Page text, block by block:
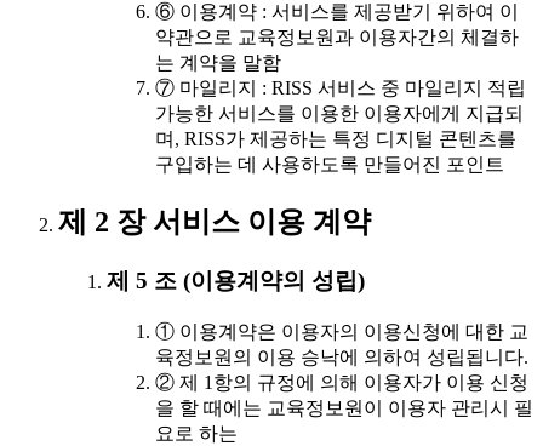
⑥ 이용계약 : 서비스를 제공받기 위하여 이
약관으로 교육정보원과 이용자간의 체결하
는 계약을 말함
⑦ 마일리지 : RISS 서비스 중 마일리지 적립
가능한 서비스를 이용한 이용자에게 지급되
며, RISS가 제공하는 특정 디지털 콘텐츠를
구입하는 데 사용하도록 만들어진 포인트
제 2 장 서비스 이용 계약
제 5 조 (이용계약의 성립)
① 이용계약은 이용자의 이용신청에 대한 교
육정보원의 이용 승낙에 의하여 성립됩니다.
② 제 1항의 규정에 의해 이용자가 이용 신청
을 할 때에는 교육정보원이 이용자 관리시 필
요로 하는